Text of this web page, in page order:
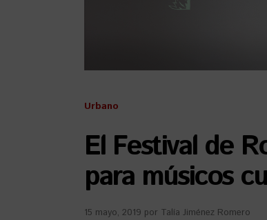
Urbano
El Festival de
para músicos
15 mayo, 2019 por Talía Jiménez Romero